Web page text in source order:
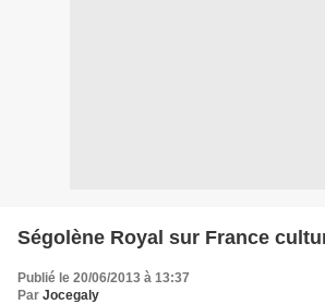
Ségolène Royal sur France
Publié le 20/06/2013 à 13:37
Par Jocegaly